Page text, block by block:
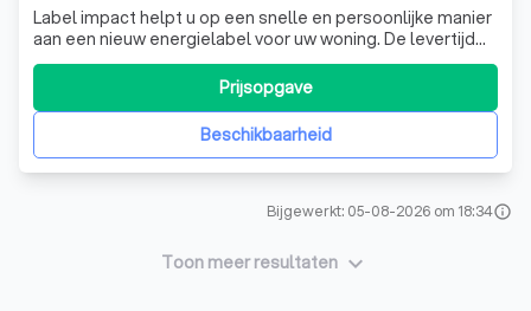
Label impact helpt u op een snelle en persoonlijke manier
aan een nieuw energielabel voor uw woning. De levertijd
van een energielabel is binnen 2 werkdagen na de opname
bij u thuis. Spoed opdrachten (binnen 1 werkdag) zijn in
overleg ook mogelijk.
Beschikbaarheid
Prijsopgave
Bijgewerkt: 05-08-2026 om 18:34info
Toon meer resultaten keyboard_arrow_down